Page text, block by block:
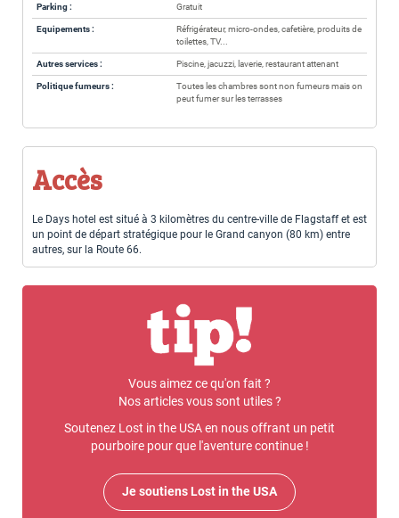
Parking : Gratuit
Equipements :
Réfrigérateur, micro-ondes, cafetière, produits de
toilettes, TV...
Autres services : Piscine, jacuzzi, laverie, restaurant attenant
Politique fumeurs :
Toutes les chambres sont non fumeurs mais on
peut fumer sur les terrasses
Accès
Le Days hotel est situé à 3 kilomètres du centre-ville de Flagstaff et est
un point de départ stratégique pour le Grand canyon (80 km) entre
autres, sur la Route 66.
Vous aimez ce qu'on fait ?
Nos articles vous sont utiles ?
Soutenez Lost in the USA en nous offrant un petit
pourboire pour que l'aventure continue !
Je soutiens Lost in the USA